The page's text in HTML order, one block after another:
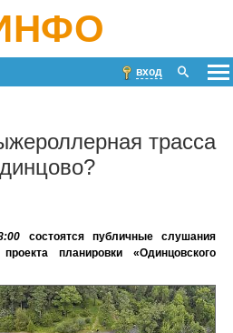
вход
трасса
состоятся публичные слушания
планировки «Одинцовского